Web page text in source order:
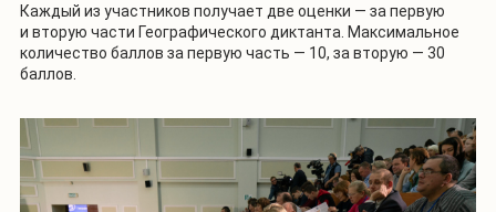
Каждый из участников получает две оценки — за первую
и вторую части Географического диктанта. Максимальное
количество баллов за первую часть — 10, за вторую — 30
баллов.